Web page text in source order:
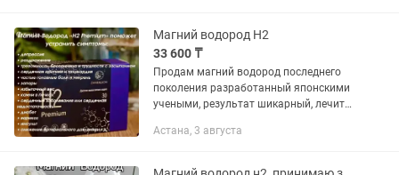
Магний водород Н2
33 600 ₸
Продам магний водород последнего
поколения разработанный японскими
учеными, результат шикарный, лечит
невероятное открытие в области
Астана, 3 августа